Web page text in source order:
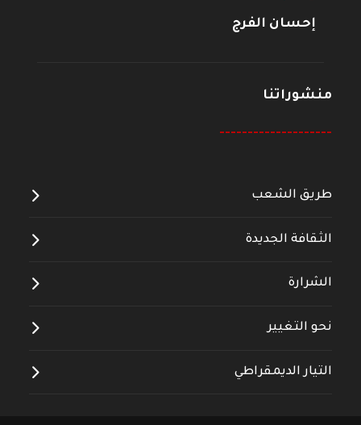
إحسان الفرج
منشوراتنا
--------------------
طريق الشعب
الثقافة الجديدة
الشرارة
نحو التغيير
التيار الديمقراطي